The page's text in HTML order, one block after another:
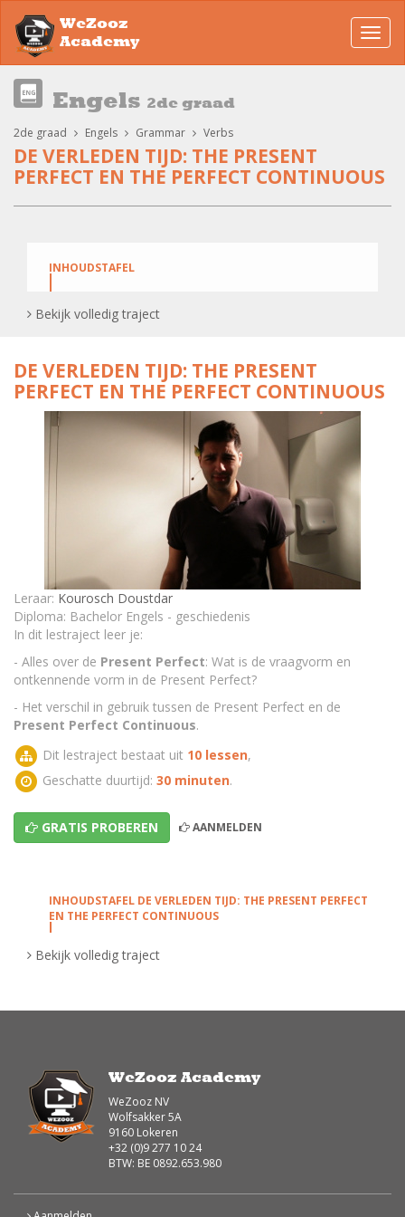
WeZooz
Academy
Engels 2de graad
2de graad Engels Grammar Verbs
DE VERLEDEN TIJD: THE PRESENT
PERFECT EN THE PERFECT CONTINUOUS
INHOUDSTAFEL
Vragen stellen in de Present Perfect, hoe ga je juist
te werk?
Oefeningen Present Perfect Questions
De negatieve vorm van de Present Perfect is wel
erg makkelijk te vormen!
Oefeningen Present Perfect Negative
Oefenen op de Present Perfect: aan de slag!
De Vorming, vraagstelling en negatie bij de Present
Perfect Continuous
Oefeningen Present Perfect Continuous
Oefeningen op de Present Perfect Continuous vs de
Present Perfect!
Oefeningen Present Perfect vs Present Perfect
Continuous
TEST - De verleden tijd: The Present Perfect en the
Bekijk volledig traject
DE VERLEDEN TIJD: THE PRESENT
PERFECT EN THE PERFECT CONTINUOUS
Leraar: Kourosch Doustdar
Diploma: Bachelor Engels - geschiedenis
In dit lestraject leer je:
- Alles over de Present Perfect: Wat is de vraagvorm en
ontkennende vorm in de Present Perfect?
- Het verschil in gebruik tussen de Present Perfect en de
Present Perfect Continuous.
Dit lestraject bestaat uit 10 lessen,
Geschatte duurtijd: 30 minuten.
GRATIS PROBEREN AANMELDEN
INHOUDSTAFEL DE VERLEDEN TIJD: THE PRESENT PERFECT
EN THE PERFECT CONTINUOUS
Vragen stellen in de Present Perfect, hoe ga je juist
te werk?
stellen in de present perfect. (2de graad)
Kourosch stelt in deze video depresent perfect
vraag!
Oefeningen Present Perfect Questions
gebruik te maken van the Present Perfect. Let
Bekijk volledig traject
WeZooz Academy
WeZooz NV
Wolfsakker 5A
9160 Lokeren
+32 (0)9 277 10 24
BTW: BE 0892.653.980